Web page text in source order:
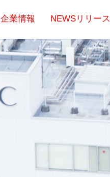
企業情報 NEWSリリース